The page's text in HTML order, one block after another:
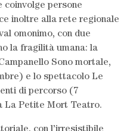
coinvolge persone
inoltre alla rete regionale
omonimo, con due
la fragilità umana: la
Sono mortale,
e lo spettacolo Le
di percorso (7
La Petite Mort Teatro.